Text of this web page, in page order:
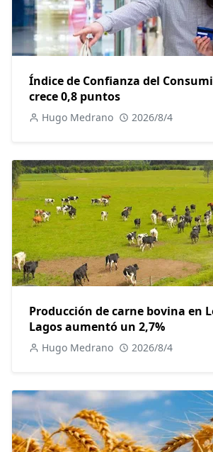
Índice de Confianza del
crece 0,8 puntos
Hugo Medrano 2026/8/4
Producción de carne bovina en
Lagos aumentó un 2,7%
Hugo Medrano 2026/8/4